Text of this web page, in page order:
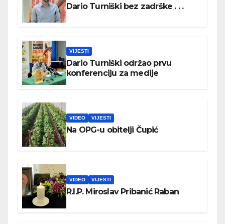
Dario Turniški bez zadrške . . .
VIJESTI
Dario Turniški održao prvu
konferenciju za medije
VIDEO VIJESTI
Na OPG-u obitelji Čupić
VIDEO VIJESTI
R.I.P. Miroslav Pribanić Raban